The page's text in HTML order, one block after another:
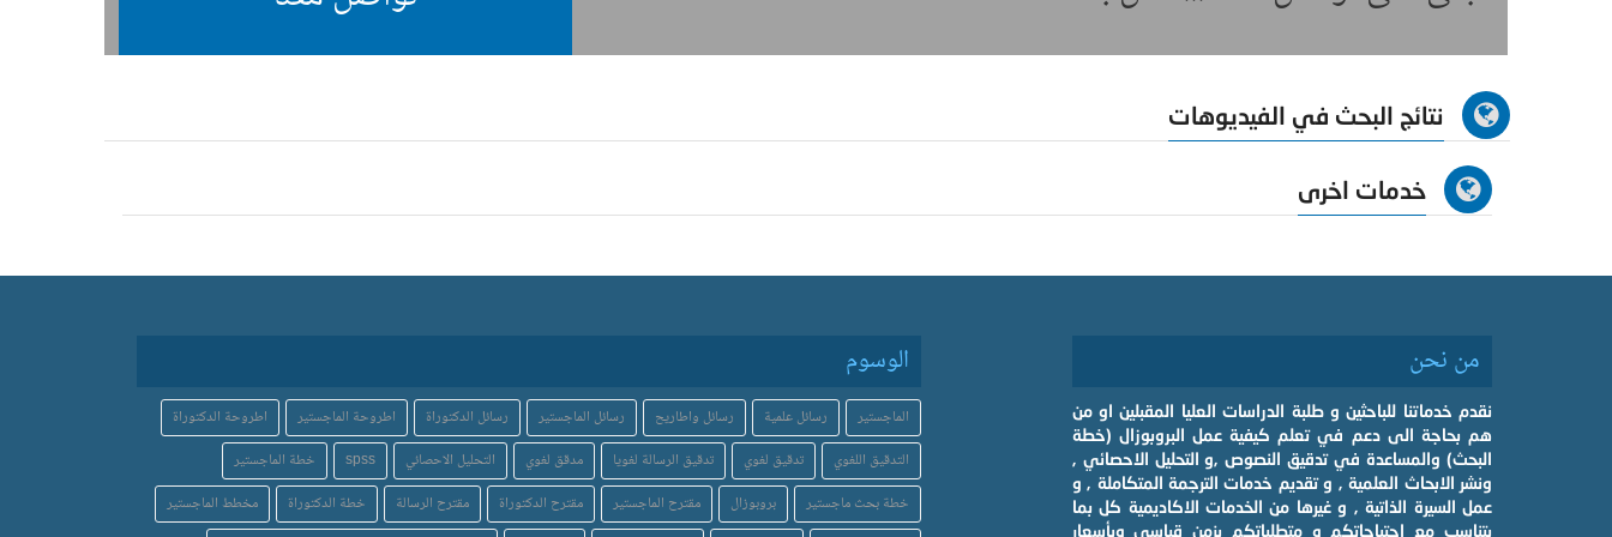
نتائج البحث في الفيديوهات
خدمات اخرى
من نحن
نقدم خدماتنا للباحثين و طلبة الدراسات العليا المقبلين او من
هم بحاجة الى دعم في تعلم كيفية عمل البروبوزال (خطة
البحث) والمساعدة في تدقيق النصوص ,و التحليل الاحصائي ,
ونشر الابحاث العلمية , و تقديم خدمات الترجمة المتكاملة , و
عمل السيرة الذاتية , و غيرها من الخدمات الاكاديمية كل بما
يتناسب مع احتياجاتكم و متطلباتكم بزمن قياسي وبأسعار
الوسوم
الماجستير رسائل علمية رسائل واطاريح رسائل الماجستير رسائل الدكتوراة اطروحة الماجستير
اطروحة الدكتوراة
التدقيق اللغوي
تدقيق لغوي تدقيق الرسالة لغويا مدقق لغوي التحليل الاحصائي spss
خطة الماجستير
خطة بحث ماجستير
بروبوزال مقترح الماجستير مقترح الدكتوراة مقترح الرسالة خطة الدكتوراة
مخطط الماجستير